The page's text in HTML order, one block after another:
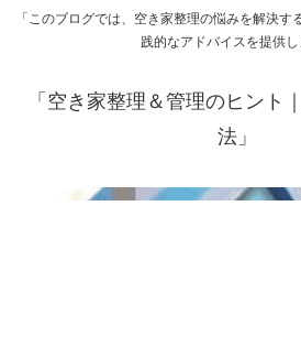
「このブログでは、空き家整理の悩みを解決
践的なアドバイスを提供し
「空き家整理＆管理のヒント
法」